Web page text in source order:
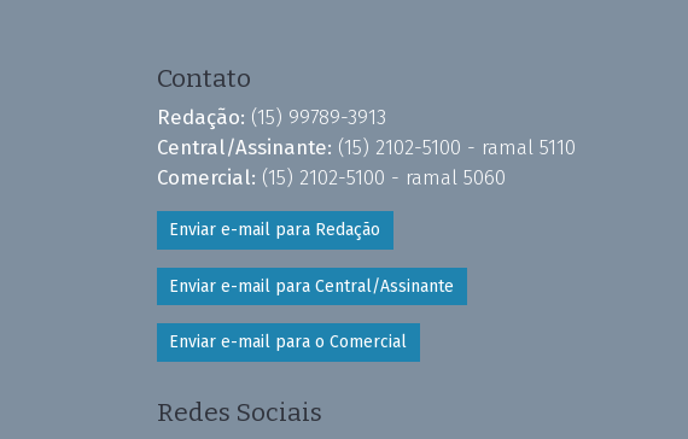
Contato
Redação: (15) 99789-3913
Central/Assinante: (15) 2102-5100 - ramal 5110
Comercial: (15) 2102-5100 - ramal 5060
Enviar e-mail para Redação
Enviar e-mail para Central/Assinante
Enviar e-mail para o Comercial
Redes Sociais